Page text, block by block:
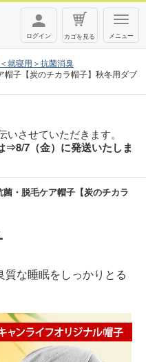
T
o
g
l
a
i
o
メニュー
カゴを見る
ログイン
就寝用＞抗菌消臭
子【炭のチカラ帽子】秋冬用ダブ
させていただきます。
⇒8/7（金）に発送いたしま
・脱毛ケア帽子【炭のチカラ
な睡眠をしっかりとる